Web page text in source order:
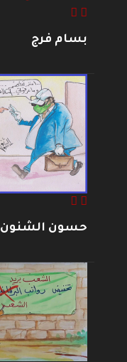
بسام فرج
حسون الشنون